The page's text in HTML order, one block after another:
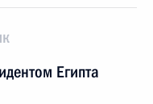
Египта